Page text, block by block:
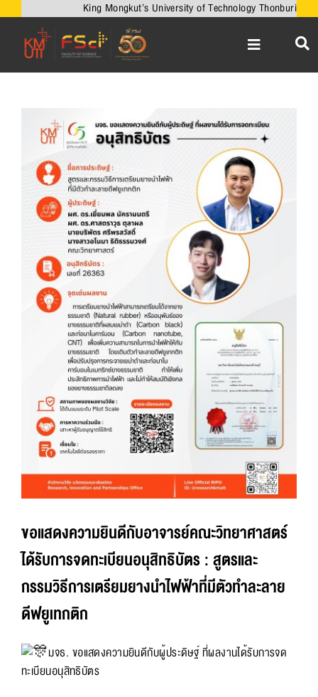
content
King Mongkut’s University of Technology Thonburi
Toggle
Navigation
หน้าหลัก
วิชาการ
งานวิจัยและนวัตกรรม
เครือข่ายความร่วมมือ
บริการวิชาการ
ความร่วมมือกับต่างประเทศ
ข่าวและกิจกรรม
View
Larger
ขอแสดงความยินดีกับอาจารย์คณะวิทยาศาสตร์
ได้รับการจดทะเบียนอนุสิทธิบัตร : สูตรและ
กรรมวิธีการเตรียมยางนำไฟฟ้าที่มีตัวทำละลาย
ดีฟยูเทกติก
มจธ. ขอแสดงความยินดีกับผู้ประดิษฐ์ ที่ผลงานได้รับการจด
ทะเบียนอนุสิทธิบัตร